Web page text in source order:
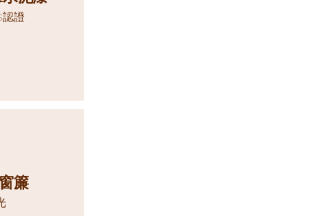
證
簾